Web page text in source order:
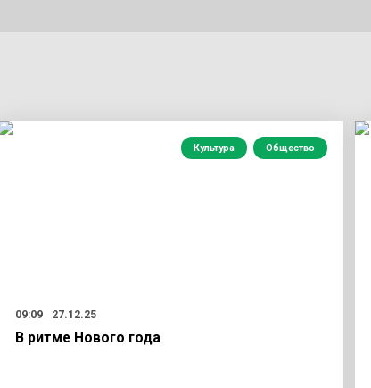
Культура Общество
09:09 27.12.25
В ритме Нового года